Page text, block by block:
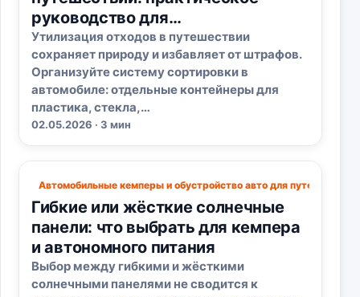
руководство для
автопутешественников
Утилизация отходов в путешествии
сохраняет природу и избавляет от штрафов.
Организуйте систему сортировки в
автомобиле: отдельные контейнеры для
пластика, стекла,…
02.05.2026 · 3 мин
Автомобильные кемперы и обустройство авто для путешествий
Гибкие или жёсткие солнечные
панели: что выбрать для кемпера
и автономного питания
Выбор между гибкими и жёсткими
солнечными панелями не сводится к